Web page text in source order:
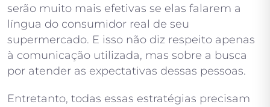
serão muito mais efetivas se elas falarem a
língua do consumidor real de seu
supermercado. E isso não diz respeito apenas
à comunicação utilizada, mas sobre a busca
por atender as expectativas dessas pessoas.
Entretanto, todas essas estratégias precisam